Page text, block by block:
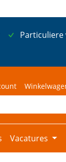
Particuliere
Vacatures